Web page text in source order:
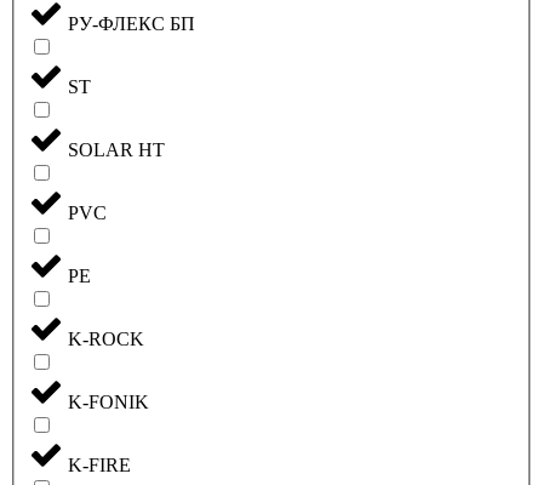
РУ-ФЛЕКС БП
ST
SOLAR HT
PVC
PE
K-ROCK
K-FONIK
K-FIRE